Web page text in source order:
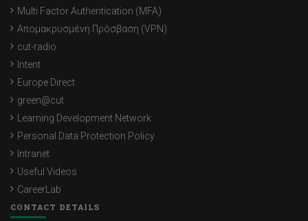
Multi Factor Authentication (MFA)
Απομακρυσμένη Πρόσβαση (VPN)
cut-radio
Intent
Europe Direct
green@cut
Learning Development Network
Personal Data Protection Policy
Intranet
Useful Videos
CareerLab
CONTACT DETAILS